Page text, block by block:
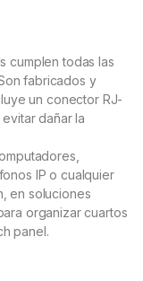
cumplen todas las
fabricados y
un conector RJ-
dañar la
IP o cualquier
en soluciones
organizar cuartos
panel.